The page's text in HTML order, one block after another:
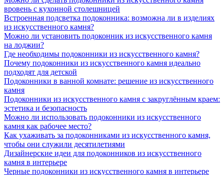
вровень с кухонной столешницей
Встроенная подсветка подоконника: возможна ли в изделиях
из искусственного камня?
Можно ли установить подоконник из искусственного камня
на лоджии?
Где необходимы подоконники из искусственного камня?
Почему подоконники из искусственного камня идеально
подходят для детской
Подоконники в ванной комнате: решение из искусственного
камня
Подоконники из искусственного камня с закруглённым краем:
эстетика и безопасность
Можно ли использовать подоконники из искусственного
камня как рабочее место?
Как ухаживать за подоконниками из искусственного камня,
чтобы они служили десятилетиями
Дизайнерские идеи для подоконников из искусственного
камня в интерьере
Черные подоконники из искусственного камня в интерьере